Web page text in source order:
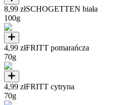
8,99 złSCHOGETTEN biała
100g
4,99 złFRITT pomarańcza
70g
4,99 złFRITT cytryna
70g